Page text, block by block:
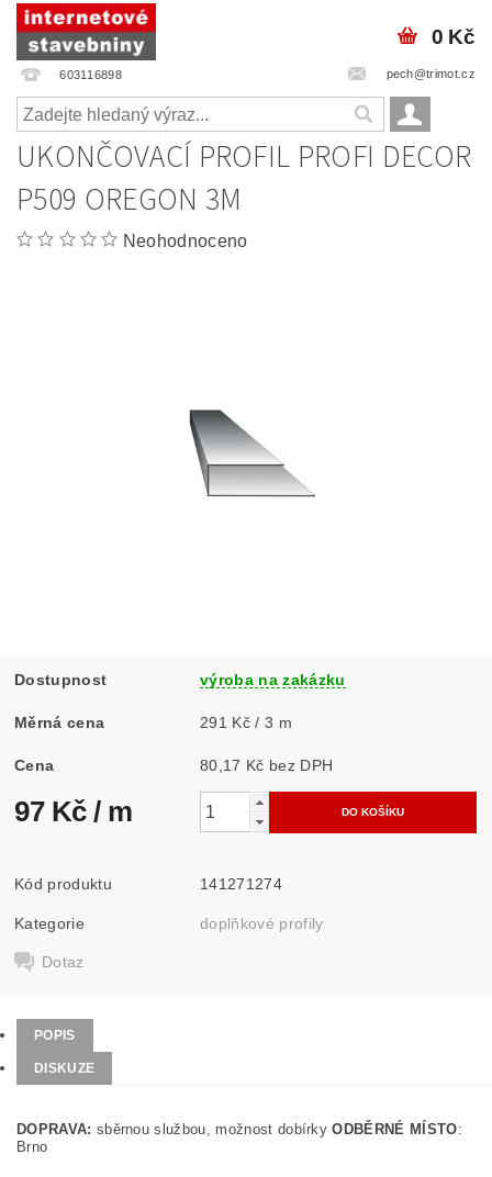
603116898 pech@trimot.cz
0 Kč
UKONČOVACÍ PROFIL PROFI DECOR
P509 OREGON 3M
Neohodnoceno
Dostupnost výroba na zakázku
Měrná cena 291 Kč / 3 m
Cena 80,17 Kč bez DPH
97 Kč/ m
Kód produktu 141271274
Kategorie doplňkové profily
Dotaz
POPIS
DISKUZE
DOPRAVA: sběrnou službou, možnost dobírkyODBĚRNÉ MÍSTO:
Brno